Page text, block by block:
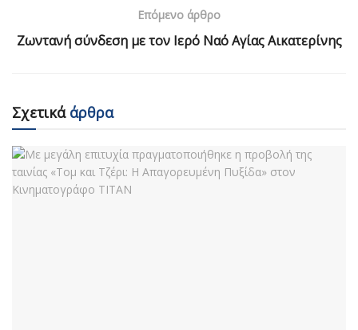
Επόμενο άρθρο
Ζωντανή σύνδεση με τον Ιερό Ναό Αγίας Αικατερίνης
Σχετικάάρθρα